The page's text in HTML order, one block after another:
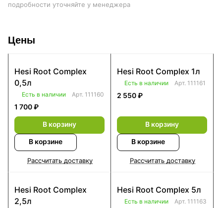
подробности уточняйте у менеджера
Цены
Hesi Root Complex
0,5л
Есть в наличии Арт. 111160
1 700 ₽
В корзину
В корзине
Рассчитать доставку
Hesi Root Complex 1л
Есть в наличии Арт. 111161
2 550 ₽
В корзину
В корзине
Рассчитать доставку
Hesi Root Complex
2,5л
Hesi Root Complex 5л
Есть в наличии Арт. 111163